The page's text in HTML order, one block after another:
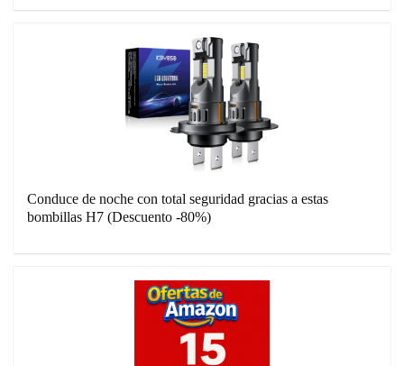
Conduce de noche con total seguridad gracias a estas
bombillas H7 (Descuento -80%)